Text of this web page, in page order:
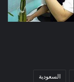
السعودية